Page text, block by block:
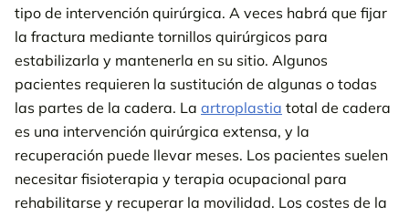
tipo de intervención quirúrgica. A veces habrá que fijar
la fractura mediante tornillos quirúrgicos para
estabilizarla y mantenerla en su sitio. Algunos
pacientes requieren la sustitución de algunas o todas
las partes de la cadera. La artroplastia total de cadera
es una intervención quirúrgica extensa, y la
recuperación puede llevar meses. Los pacientes suelen
necesitar fisioterapia y terapia ocupacional para
rehabilitarse y recuperar la movilidad. Los costes de la